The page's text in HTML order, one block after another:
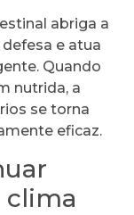
abriga a
e atua
Quando
nutrida, a
se torna
eficaz.
clima